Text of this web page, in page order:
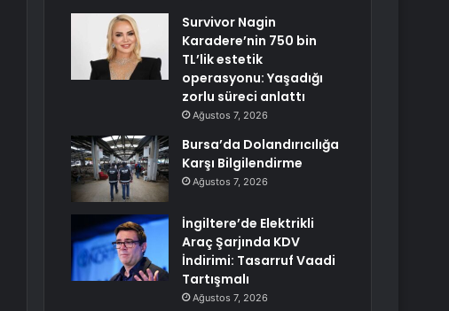
Survivor Nagin
Karadere’nin 750 bin
TL’lik estetik
operasyonu: Yaşadığı
zorlu süreci anlattı
Ağustos 7, 2026
Bursa’da Dolandırıcılığa
Karşı Bilgilendirme
Ağustos 7, 2026
İngiltere’de Elektrikli
Araç Şarjında KDV
İndirimi: Tasarruf Vaadi
Tartışmalı
Ağustos 7, 2026